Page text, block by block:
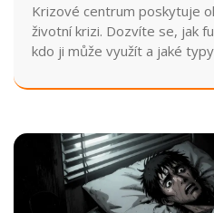
Krizové centrum poskytuje
životní krizi. Dozvíte se, jak
kdo ji může využít a jaké